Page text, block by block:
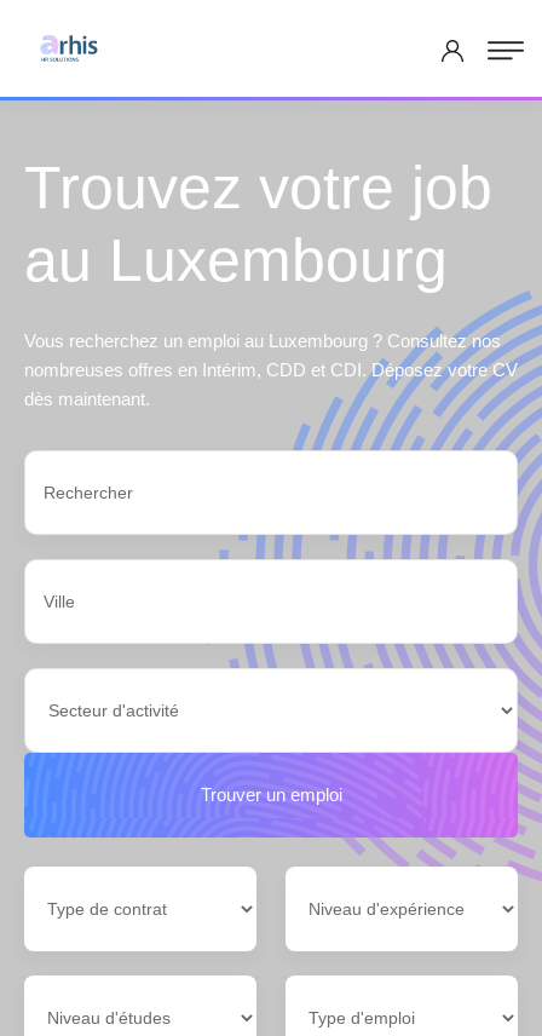
Trouvez votre job
au Luxembourg
Vous recherchez un emploi au Luxembourg ? Consultez nos
nombreuses offres en Intérim, CDD et CDI. Déposez votre CV
dès maintenant.
Trouver un emploi